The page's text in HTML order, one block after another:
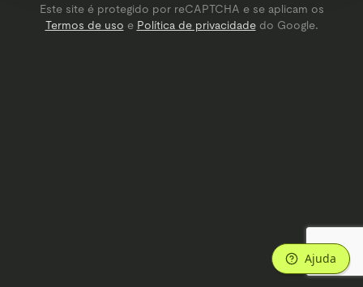
Este site é protegido por reCAPTCHA e se aplicam os
Termos de uso e Política de privacidadedo Google.
Ajuda